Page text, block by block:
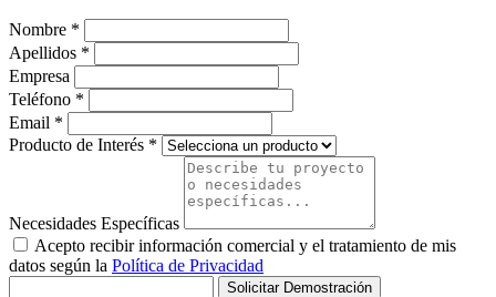
Nombre *
Apellidos *
Empresa
Teléfono *
Email *
Producto de Interés *
Necesidades Específicas
Acepto recibir información comercial y el tratamiento de mis
datos según la Política de Privacidad
Solicitar Demostración